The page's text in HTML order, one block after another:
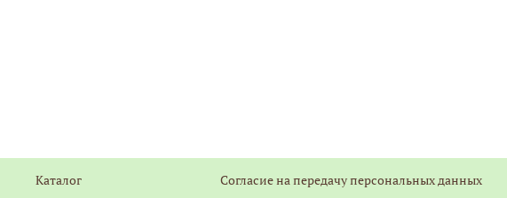
Каталог
Согласие на передачу персональных данных